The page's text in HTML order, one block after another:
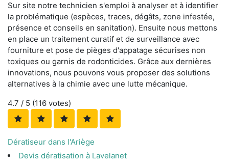
Sur site notre technicien s'emploi à analyser et à identifier
la problématique (espèces, traces, dégâts, zone infestée,
présence et conseils en sanitation). Ensuite nous mettons
en place un traitement curatif et de surveillance avec
fourniture et pose de pièges d'appatage sécurises non
toxiques ou garnis de rodonticides. Grâce aux dernières
innovations, nous pouvons vous proposer des solutions
alternatives à la chimie avec une lutte mécanique.
4.7 / 5 (116 votes)
Dératiseur dans l'Ariège
Devis dératisation à Lavelanet